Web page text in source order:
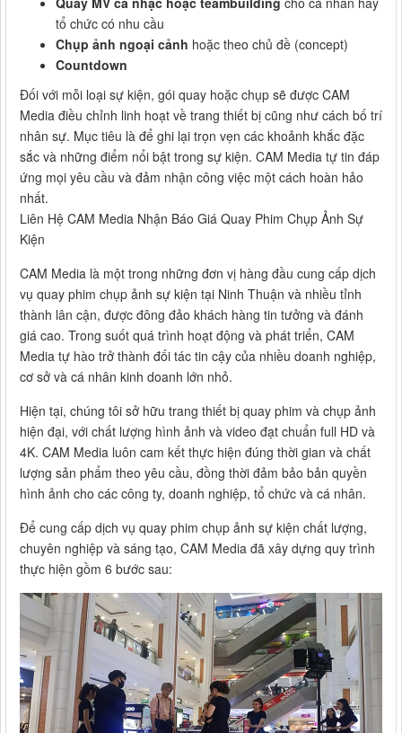
tổ chức có nhu cầu
Chụp ảnh ngoại cảnh hoặc theo chủ đề (concept)
Countdown
Đối với mỗi loại sự kiện, gói quay hoặc chụp sẽ được CAM
Media điều chỉnh linh hoạt về trang thiết bị cũng như cách bố trí
nhân sự. Mục tiêu là để ghi lại trọn vẹn các khoảnh khắc đặc
sắc và những điểm nổi bật trong sự kiện. CAM Media tự tin đáp
ứng mọi yêu cầu và đảm nhận công việc một cách hoàn hảo
nhất.
Liên Hệ CAM Media Nhận Báo Giá Quay Phim Chụp Ảnh Sự
Kiện
CAM Media là một trong những đơn vị hàng đầu cung cấp dịch
vụ quay phim chụp ảnh sự kiện tại Ninh Thuận và nhiều tỉnh
thành lân cận, được đông đảo khách hàng tin tưởng và đánh
giá cao. Trong suốt quá trình hoạt động và phát triển, CAM
Media tự hào trở thành đối tác tin cậy của nhiều doanh nghiệp,
cơ sở và cá nhân kinh doanh lớn nhỏ.
Hiện tại, chúng tôi sở hữu trang thiết bị quay phim và chụp ảnh
hiện đại, với chất lượng hình ảnh và video đạt chuẩn full HD và
4K. CAM Media luôn cam kết thực hiện đúng thời gian và chất
lượng sản phẩm theo yêu cầu, đồng thời đảm bảo bản quyền
hình ảnh cho các công ty, doanh nghiệp, tổ chức và cá nhân.
Để cung cấp dịch vụ quay phim chụp ảnh sự kiện chất lượng,
chuyên nghiệp và sáng tạo, CAM Media đã xây dựng quy trình
thực hiện gồm 6 bước sau: